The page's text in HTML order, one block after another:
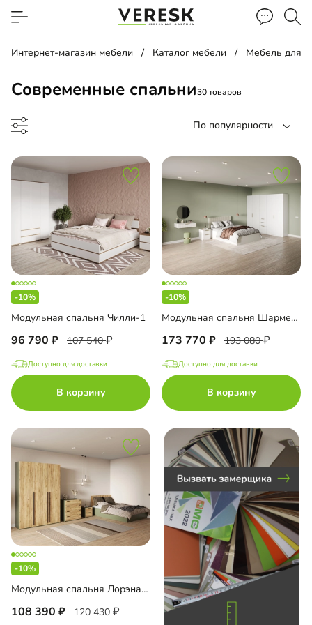
Интернет-магазин мебели Каталог мебели Мебель для
Современные спальни30 товаров
По популярности
гарнитур
спальня
до
до
до
-10%
Модульная спальня Чилли-1
96 790 107 540
Доступно для доставки
В корзину
-10%
Модульная спальня Шармель-1 Лайф
173 770 193 080
Доступно для доставки
В корзину
-10%
Модульная спальня Лорэна Премиум
108 390 120 430